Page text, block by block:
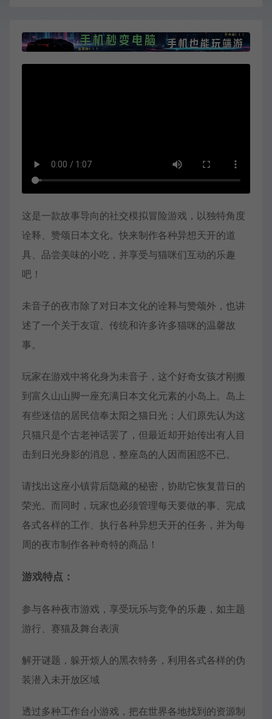
这是一款故事导向的社交模拟冒险游戏，以独特角度
诠释、赞颂日本文化。快来制作各种异想天开的道
具、品尝美味的小吃，并享受与猫咪们互动的乐趣
吧！
未音子的夜市除了对日本文化的诠释与赞颂外，也讲
述了一个关于友谊、传统和许多许多猫咪的温馨故
事。
玩家在游戏中将化身为未音子，这个好奇女孩才刚搬
到富久山山脚一座充满日本文化元素的小岛上。岛上
有些迷信的居民信奉太阳之猫日光；人们原先认为这
只猫只是个古老神话罢了，但最近却开始传出有人目
击到日光身影的消息，整座岛的人因而困惑不已。
请找出这座小镇背后隐藏的秘密，协助它恢复昔日的
荣光。而同时，玩家也必须管理每天要做的事、完成
各式各样的工作、执行各种异想天开的任务，并为每
周的夜市制作各种奇特的商品！
游戏特点：
参与各种夜市游戏，享受玩乐与竞争的乐趣，如主题
游行、赛猫及舞台表演
解开谜题，躲开烦人的黑衣特务，利用各式各样的伪
装潜入未开放区域
透过多种工作台小游戏，把在世界各地找到的资源制